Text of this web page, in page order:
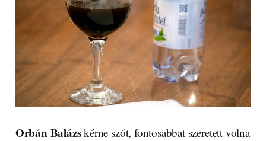
Orbán Balázskérne szót, fontosabbat szeretett volna